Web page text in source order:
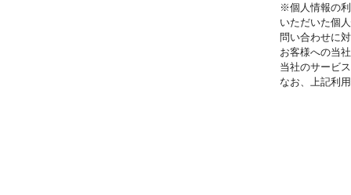
※個人情報の
いただいた個
問い合わせに
お客様への当
当社のサービ
なお、上記利